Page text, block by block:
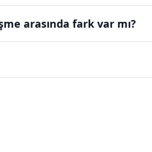
arasında fark var mı?